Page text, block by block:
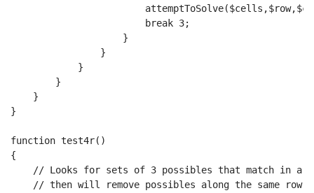
break 3;
}
}
}
}
}
}
function test4r()
{
// Looks for sets of 3 possibles that match in a
// then will remove possibles along the same row